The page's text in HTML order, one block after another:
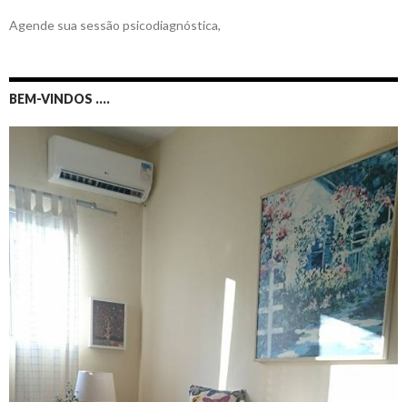
Agende sua sessão psicodiagnóstica,
BEM-VINDOS ….